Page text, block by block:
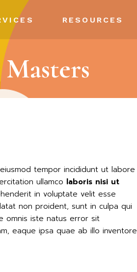
RESOURCES
Creative Highlights
tempor incididunt ut labore
ullamco laboris nisi ut
in voluptate velit esse
non proident, sunt in culpa qui
omnis iste natus error sit
eaque ipsa quae ab illo inventore